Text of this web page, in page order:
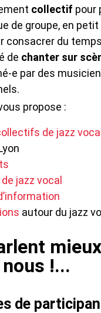
collectif pour
de groupe, en
consacrer du
de chanter sur
e par des
propose :
de jazz vocal
jazz vocal
autour du jazz
nous !...
de